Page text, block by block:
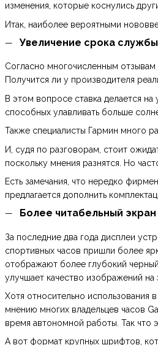
изменения, которые коснулись
Итак, наиболее вероятными
Увеличение срока
Согласно многочисленным
Получится ли у производителя
В этом вопросе ставка делается
способных улавливать больше
Также специалисты Гармин много
И, судя по разговорам, стоит
поскольку мнения разнятся. Но
Есть замечания, что нередко
предлагается дополнить
Более читабельный
За последние два года дисплеи
спортивных часов пришли более
отображают более глубокий
улучшает качество изображений
Хотя относительно использования
мнению многих владельцев часов
время автономной работы. Так что
А вот формат крупных шрифтов,